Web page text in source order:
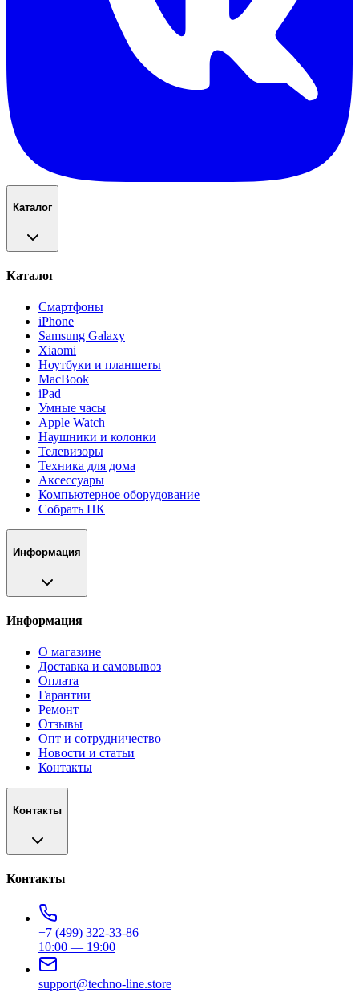
Каталог
Каталог
Смартфоны
iPhone
Samsung Galaxy
Xiaomi
Ноутбуки и планшеты
MacBook
iPad
Умные часы
Apple Watch
Наушники и колонки
Телевизоры
Техника для дома
Аксессуары
Компьютерное оборудование
Собрать ПК
Информация
Информация
О магазине
Доставка и самовывоз
Оплата
Гарантии
Ремонт
Отзывы
Опт и сотрудничество
Новости и статьи
Контакты
Контакты
Контакты
+7 (499) 322-33-86
10:00 — 19:00
support@techno-line.store